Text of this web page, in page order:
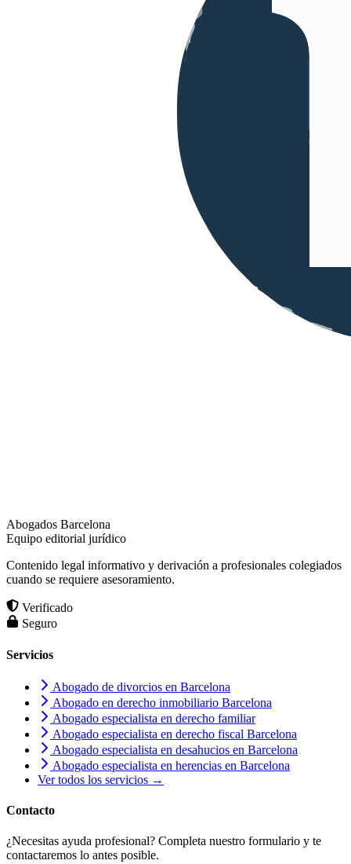
Abogados Barcelona
Equipo editorial jurídico
Contenido legal informativo y derivación a profesionales colegiados
cuando se requiere asesoramiento.
Verificado
Seguro
Servicios
Abogado de divorcios en Barcelona
Abogado en derecho inmobiliario Barcelona
Abogado especialista en derecho familiar
Abogado especialista en derecho fiscal Barcelona
Abogado especialista en desahucios en Barcelona
Abogado especialista en herencias en Barcelona
Ver todos los servicios →
Contacto
¿Necesitas ayuda profesional? Completa nuestro formulario y te
contactaremos lo antes posible.